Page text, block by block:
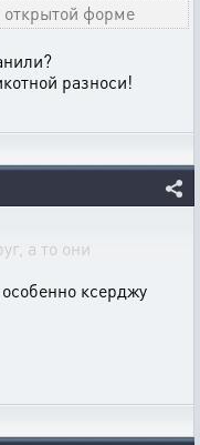
форме
разноси!
а то они
ксерджу